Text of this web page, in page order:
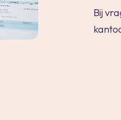
Bij